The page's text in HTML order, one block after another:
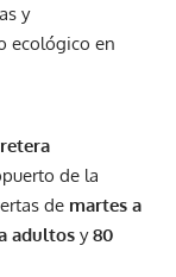
y
ecológico en
de la
de martes a
adultos y80